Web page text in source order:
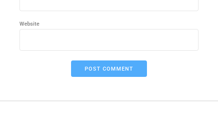
Website
POST COMMENT